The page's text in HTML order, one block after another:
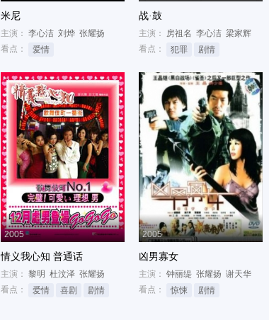
米尼
主演： 李心洁 刘烨 张耀扬
看点：
爱情
战·鼓
主演： 房祖名 李心洁 梁家辉
看点：
犯罪 剧情
2005
情义我心知 普通话
主演： 黎明 杜汶泽 张耀扬
看点：
爱情 喜剧 剧情
2005
凶男寡女
主演： 钟丽缇 张耀扬 谢天华
看点：
惊悚 剧情